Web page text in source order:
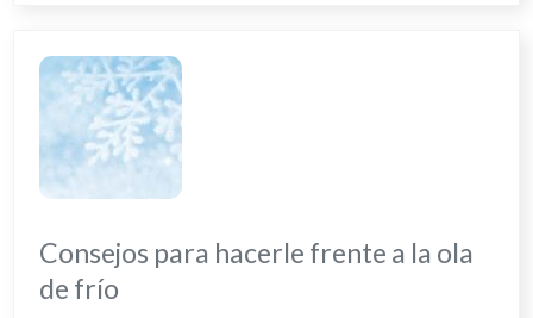
Consejos para hacerle frente a la ola
de frío